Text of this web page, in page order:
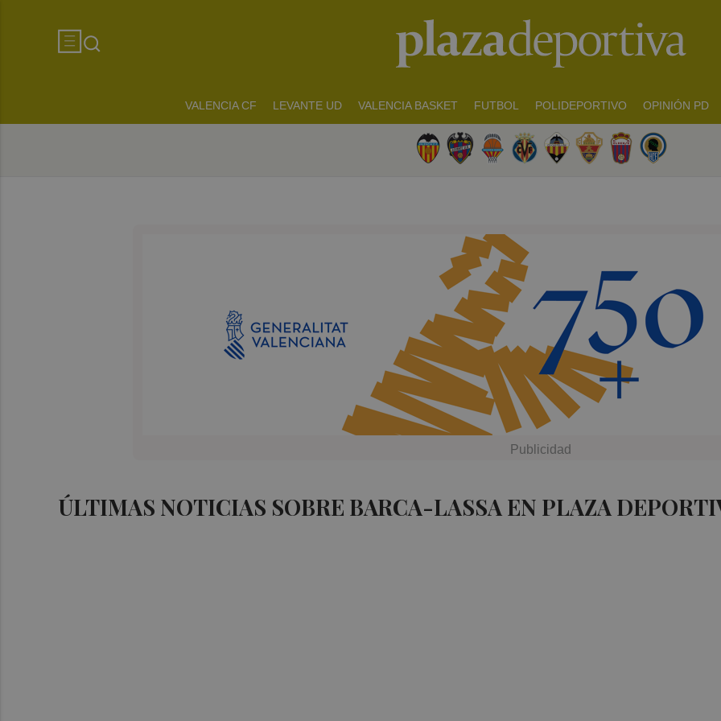
VALENCIA CF LEVANTE UD VALENCIA BASKET FUTBOL POLIDEPORTIVO OPINIÓN PD
ÚLTIMAS NOTICIAS SOBRE BARCA-LASSA EN PLAZA